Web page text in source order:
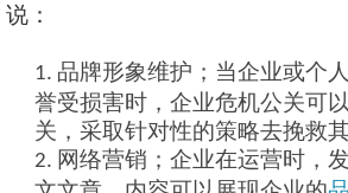
说：
1. 品牌形象维护；当企业或个
誉受损害时，企业危机公关可
关，采取针对性的策略去挽救其
2. 网络营销；企业在运营时，